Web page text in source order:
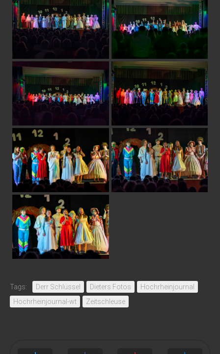
Tags: Derr Schlüssel Dieters Fotos
Hochrheinjournal
Hochrheinjournal-wt
Zeitschleuse